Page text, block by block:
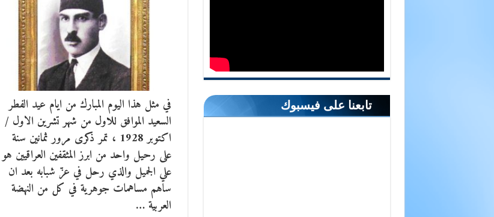
في مثل هذا اليوم المبارك من ايام عيد الفطر
السعيد الموافق للاول من شهر تشرين الاول /
اكتوبر 1928 ، تمر ذكرى مرور ثمانين سنة
على رحيل واحد من ابرز المثقفين العراقيين هو
علي الجميل والذي رحل في عزّ شبابه بعد ان
ساهم مساهمات جوهرية في كل من النهضة
العربية …
تابعنا على فيسبوك